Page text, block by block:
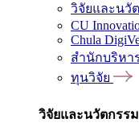
วิจัยและนวั
CU
Chula
สำนักบริหา
ทุนวิจัย
วิจัยและนวัตกรรม